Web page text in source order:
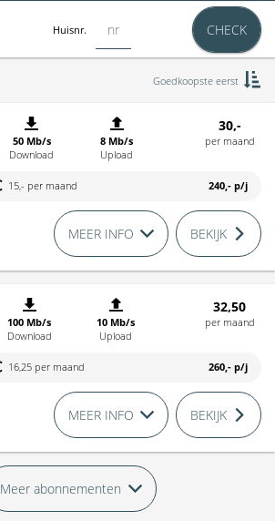
Huisnr. CHECK
Goedkoopste eerst
50 Mb/s
Download
8 Mb/s
Upload
30,-
per maand
15,- per maand 240,- p/j
MEER INFO BEKIJK
100 Mb/s
Download
10 Mb/s
Upload
32,50
per maand
16,25 per maand 260,- p/j
MEER INFO BEKIJK
Meer abonnementen